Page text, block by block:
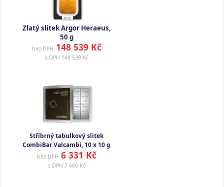
Zlatý slitek Argor Heraeus,
50 g
bez DPH 148 539 Kč
s DPH 148 539 Kč
Stříbrný tabulkový slitek
CombiBar Valcambi, 10 x 10 g
bez DPH 6 331 Kč
s DPH 7 660 Kč